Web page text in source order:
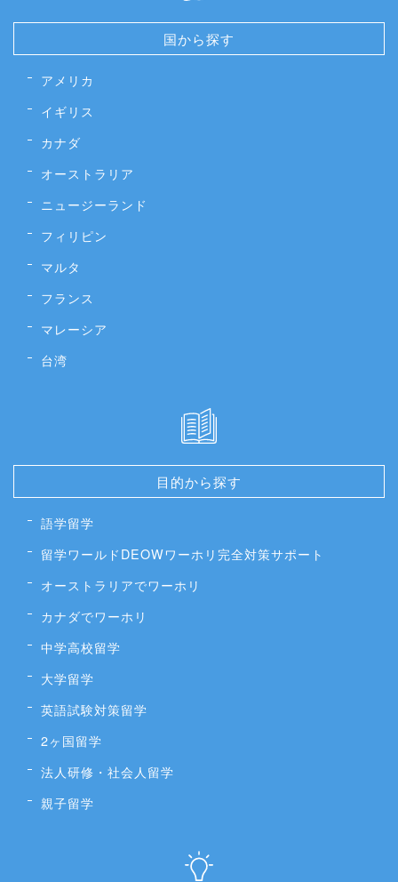
国から探す
アメリカ
イギリス
カナダ
オーストラリア
ニュージーランド
フィリピン
マルタ
フランス
マレーシア
台湾
目的から探す
語学留学
留学ワールドDEOWワーホリ完全対策サポート
オーストラリアでワーホリ
カナダでワーホリ
中学高校留学
大学留学
英語試験対策留学
2ヶ国留学
法人研修・社会人留学
親子留学